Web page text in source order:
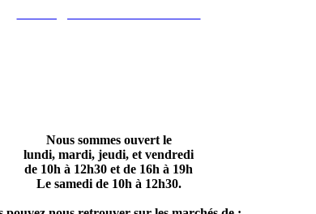
Nous sommes ouvert le
lundi, mardi, jeudi, et vendredi
de 10h à 12h30 et de 16h à 19h
Le samedi de 10h à 12h30.